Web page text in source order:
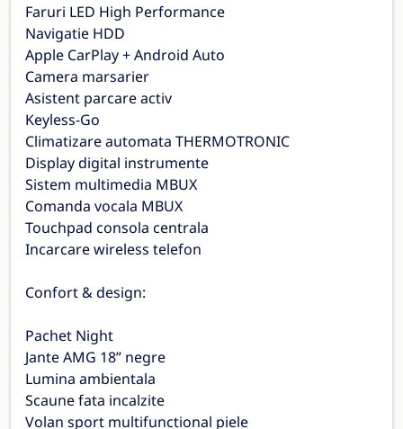
Faruri LED High Performance
Navigatie HDD
Apple CarPlay + Android Auto
Camera marsarier
Asistent parcare activ
Keyless-Go
Climatizare automata THERMOTRONIC
Display digital instrumente
Sistem multimedia MBUX
Comanda vocala MBUX
Touchpad consola centrala
Incarcare wireless telefon
Confort & design:
Pachet Night
Jante AMG 18” negre
Lumina ambientala
Scaune fata incalzite
Volan sport multifunctional piele